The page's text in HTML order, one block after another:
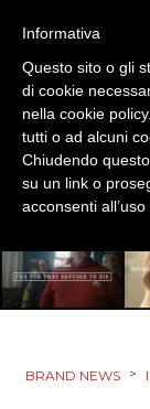
DATI
RICERCHE
PREVISIONI/
TREND
OPINIONI
BRAND NEWS >
Informativa
Questo sito o gli
di cookie
nella cookie
tutti o ad alcuni
Chiudendo
su un link o
acconsenti all’uso